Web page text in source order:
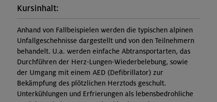
Kursinhalt:
Anhand von Fallbeispielen werden die typischen alpinen
Unfallgeschehnisse dargestellt und von den Teilnehmern
behandelt. U.a. werden einfache Abtransportarten, das
Durchführen der Herz-Lungen-Wiederbelebung, sowie
der Umgang mit einem AED (Defibrillator) zur
Bekämpfung des plötzlichen Herztods geschult.
Unterkühlungen und Erfrierungen als lebensbedrohliche